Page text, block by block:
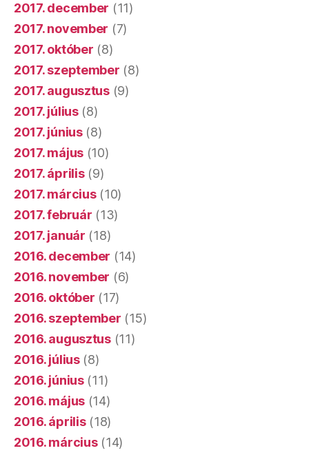
2017. december (11)
2017. november (7)
2017. október (8)
2017. szeptember (8)
2017. augusztus(9)
2017. július(8)
2017. június(8)
2017. május (10)
2017. április(9)
2017. március(10)
2017. február (13)
2017. január (18)
2016. december (14)
2016. november (6)
2016. október (17)
2016. szeptember (15)
2016. augusztus(11)
2016. július(8)
2016. június(11)
2016. május (14)
2016. április(18)
2016. március(14)